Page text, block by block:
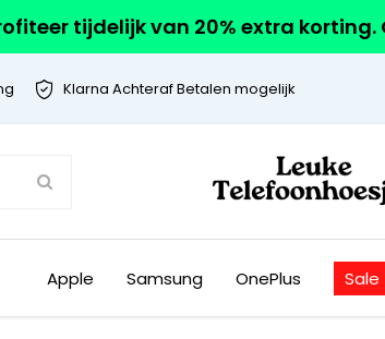
tijdelijk van 20% extra korting.
Klarna Achteraf Betalen mogelijk
Apple Samsung OnePlus Sale